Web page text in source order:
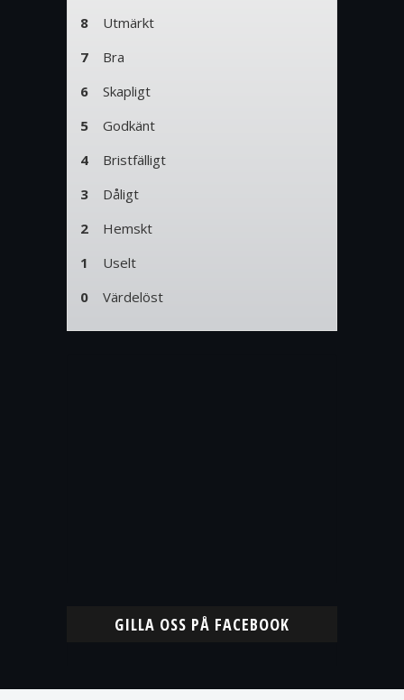
8 Utmärkt
7 Bra
6 Skapligt
5 Godkänt
4 Bristfälligt
3 Dåligt
2 Hemskt
1 Uselt
0 Värdelöst
GILLA OSS PÅ FACEBOOK